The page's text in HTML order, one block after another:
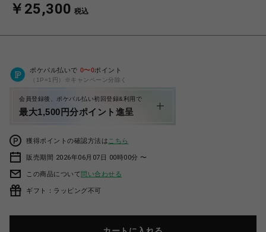
￥25,300 税込
ポケパル払いで 0〜0ポイント
（1P=1円）※キャンペーン分除く
会員登録後、ポケパル払い初回登録&利用で
最大1,500円分ポイント進呈
獲得ポイントの確認方法は こちら
販売期間 2026年06月07日 00時00分 〜
この商品について問い合わせる
ギフト：ラッピング不可